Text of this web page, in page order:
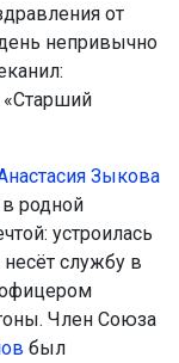
от
непривычно
Зыкова
родной
устроилась
службу в
Член Союза
был